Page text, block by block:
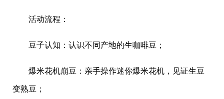
活动流程：
豆子认知：认识不同产地的生咖啡豆；
爆米花机崩豆：亲手操作迷你爆米花机，见证生豆
变熟豆；